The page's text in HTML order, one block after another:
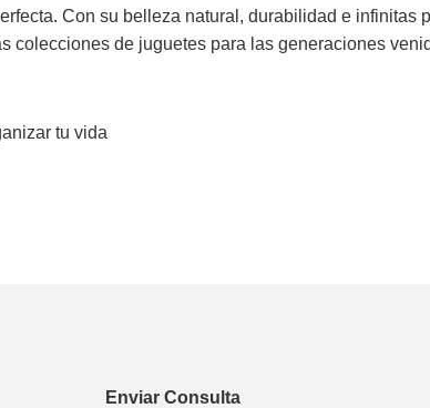
Con su belleza natural, durabilidad e
colecciones de juguetes para las generaciones
tu vida
Enviar Consulta